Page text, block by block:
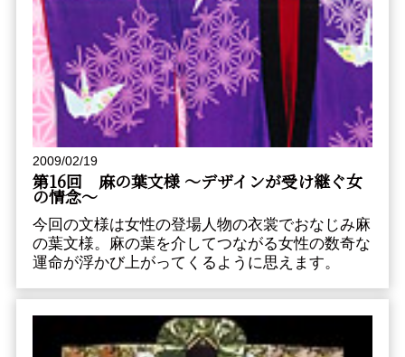
2009/02/19
第16回 麻の葉文様 〜デザインが受け継ぐ女
の情念〜
今回の文様は女性の登場人物の衣裳でおなじみ麻
の葉文様。麻の葉を介してつながる女性の数奇な
運命が浮かび上がってくるように思えます。